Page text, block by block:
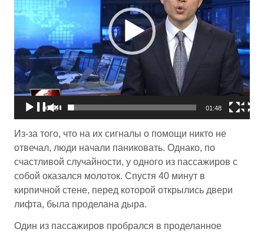
00:00 01:48
Из-за того, что на их сигналы о помощи никто не
отвечал, люди начали паниковать. Однако, по
счастливой случайности, у одного из пассажиров с
собой оказался молоток. Спустя 40 минут в
кирпичной стене, перед которой открылись двери
лифта, была проделана дыра.
Один из пассажиров пробрался в проделанное